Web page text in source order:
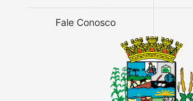
Fale Conosco